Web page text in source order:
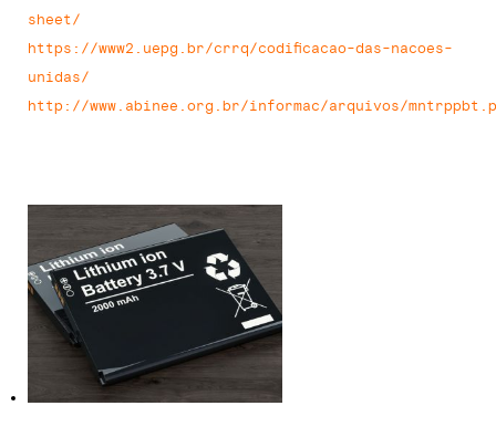
sheet/
https://www2.uepg.br/crrq/codificacao-das-nacoes-
unidas/
http://www.abinee.org.br/informac/arquivos/